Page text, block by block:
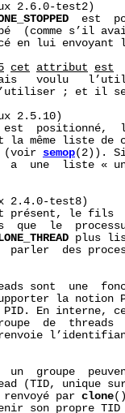
2.6.0-test2)
est
(comme s’il
en lui envoyant
cet attribut
est
voulu
; et il
2.5.10)
est  positionné,
la même liste de
(voir
semop(2)).
a  une  liste «
2.4.0-test8)
présent, le fils
que  le
plus
parler  des
sont  une
la notion
En interne,
de  threads
un  groupe
(TID, unique
renvoyé par
clone
son propre